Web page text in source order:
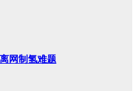
网制氢难题